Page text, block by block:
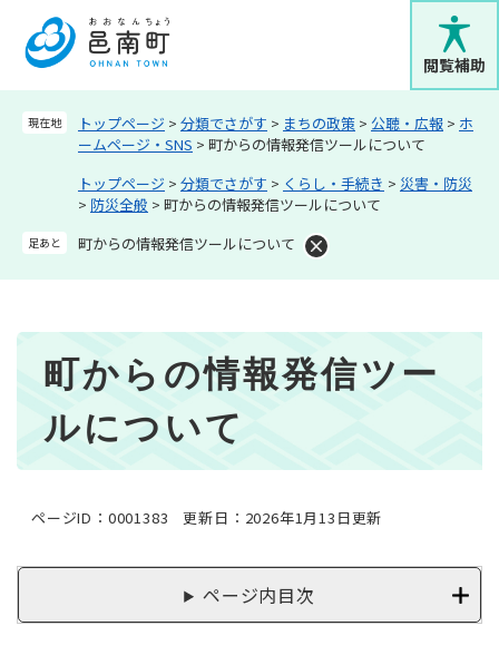
メニューを飛ばして本文へ
閲覧補助
現在地 トップページ > 分類でさがす > まちの政策 > 公聴・広報 > ホ
ームページ・SNS > 町からの情報発信ツールについて
トップページ > 分類でさがす > くらし・手続き > 災害・防災
> 防災全般 > 町からの情報発信ツールについて
足あと 町からの情報発信ツールについて
町からの情報発信ツー
ルについて
ページID：0001383 更新日：2026年1月13日更新
ページ内目次